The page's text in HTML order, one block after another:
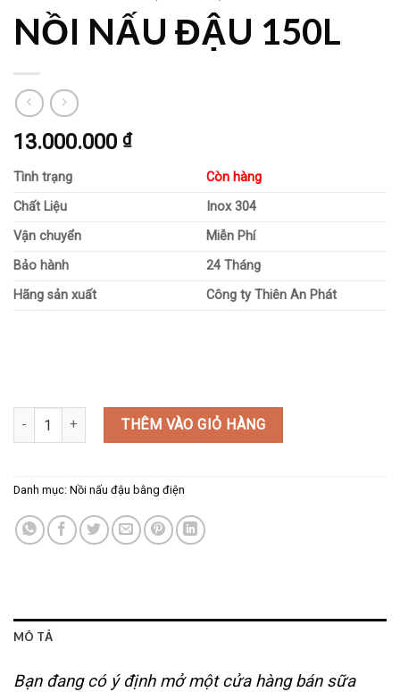
NỒI NẤU ĐẬU 150L
13.000.000 ₫
Tình trạng
Còn hàng
Chất Liệu
Inox 304
Vận chuyển
Miễn Phí
Bảo hành
24 Tháng
Hãng sản xuất
Công ty Thiên An Phát
NỒI NẤU ĐẬU 150L số lượngTHÊM VÀO GIỎ HÀNG
Danh mục: Nồi nấu đậu bằng điện
MÔ TẢ
Bạn đang có ý định mở một cửa hàng bán sữa